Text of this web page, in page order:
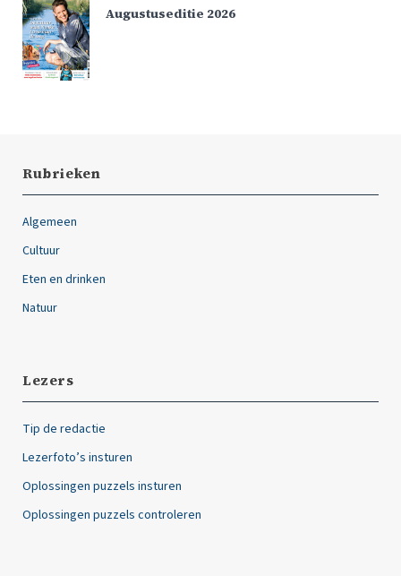
Augustuseditie 2026
Rubrieken
Algemeen
Cultuur
Eten en drinken
Natuur
Lezers
Tip de redactie
Lezerfoto’s insturen
Oplossingen puzzels insturen
Oplossingen puzzels controleren